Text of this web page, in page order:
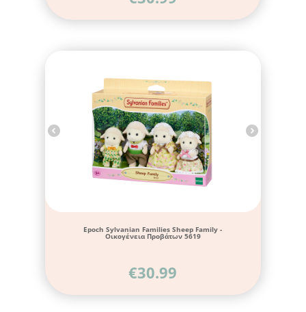
Epoch Sylvanian Families Sheep Family -
Οικογένεια Προβάτων 5619
€30.99